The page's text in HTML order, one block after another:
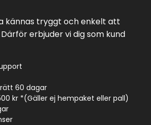
kännas tryggt och enkelt att
erbjuder vi dig som kund
60 dagar
kr *(Gäller ej hempaket eller pall)